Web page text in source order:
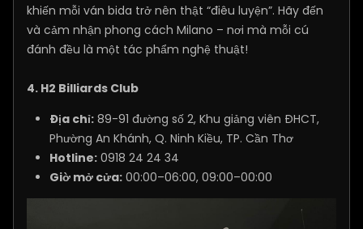
khiến mỗi ván bida trở nên thật “điêu luyện”. Hãy đến
và cảm nhận phong cách Milano – nơi mà mỗi cú
đánh đều là một tác phẩm nghệ thuật!
4. H2 Billiards Club
Địa chỉ: 89-91 đường số 2, Khu giảng viên ĐHCT,
Phường An Khánh, Q. Ninh Kiều, TP. Cần Thơ
Hotline: 0918 24 24 34
Giờ mở cửa: 00:00–06:00, 09:00–00:00